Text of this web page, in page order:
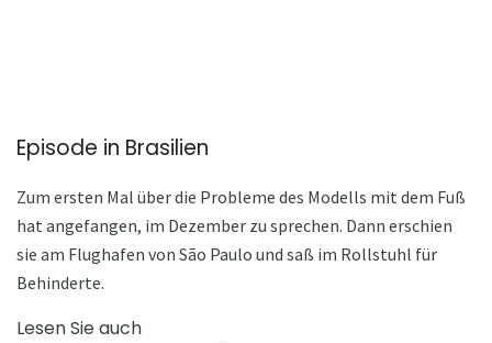
Episode in Brasilien
Zum ersten Mal über die Probleme des Modells mit dem Fuß
hat angefangen, im Dezember zu sprechen. Dann erschien
sie am Flughafen von São Paulo und saß im Rollstuhl für
Behinderte.
Lesen Sie auch